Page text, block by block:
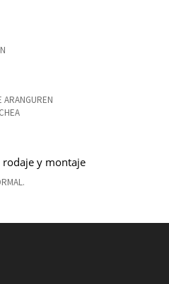
y montaje